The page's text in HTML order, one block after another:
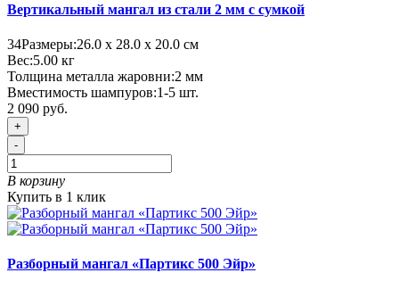
Вертикальный мангал из стали 2 мм с сумкой
34Размеры:26.0 х 28.0 х 20.0 см
Вес:5.00 кг
Толщина металла жаровни:2 мм
Вместимость шампуров:1-5 шт.
2 090 руб.
+
-
В корзину
Купить в 1 клик
Разборный мангал «Партикс 500 Эйр»